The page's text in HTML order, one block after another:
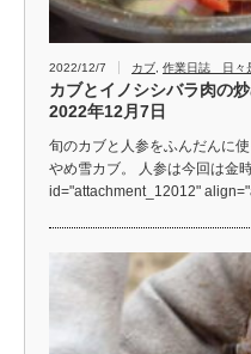
2022/12/7 カブ 作業日誌 日々
カブとイノシシバラ肉の
2022年12月7日
旬のカブと人参をふんだんに
やめ雪カブ。 人参は今回は金
id="attachment_12012"